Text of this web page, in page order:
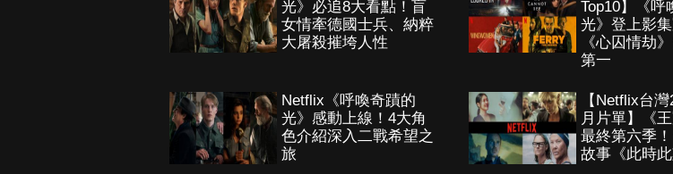
光》必追8大看點！盲
女情牽德國士兵、納粹
大屠殺摧垮人性
Top10】《呼
光》登上影集
《心囚情劫
第一
Netflix《呼喚奇蹟的
光》感動上線！4大角
色介紹深入二戰希望之
旅
【Netflix台
月片單】《
最終第六季
故事《此時